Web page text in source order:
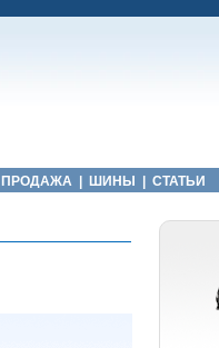
ПРОДАЖА ШИНЫ СТАТЬИ